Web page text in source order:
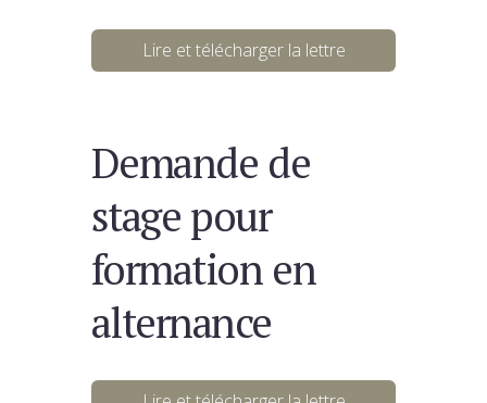
Lire et télécharger la lettre
Demande de
stage pour
formation en
alternance